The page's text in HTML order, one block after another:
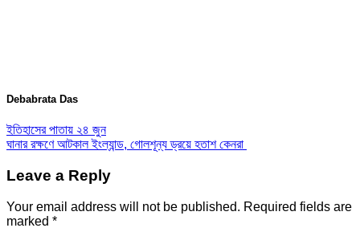
Debabrata Das
ইতিহাসের পাতায় ২৪ জুন
ঘানার রক্ষণে আটকাল ইংল্যান্ড, গোলশূন্য ড্রয়ে হতাশ কেনরা
Leave a Reply
Your email address will not be published. Required fields are
marked *